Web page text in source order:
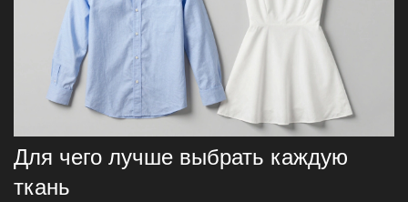
Для чего лучше выбрать каждую
ткань